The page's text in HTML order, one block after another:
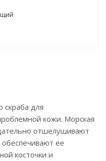
скраба для
кожи. Морская
отшелушивают
ее
косточки и